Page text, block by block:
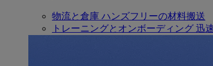
物流と倉庫 ハンズフリーの材料搬送
トレーニングとオンボーディング 迅